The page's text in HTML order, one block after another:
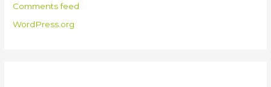
Comments feed
WordPress.org